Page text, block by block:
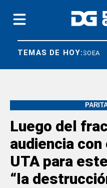
TEMAS DE HOY:
LABORAL SOEA
Luego del
audiencia
UTA para
“la